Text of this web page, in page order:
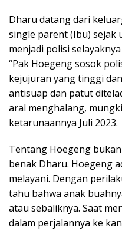
Dharu datang dari
single parent (Ibu) sejak
menjadi polisi
“Pak Hoegeng sosok
kejujuran yang tinggi
antisuap dan patut
aral menghalang,
ketarunaannya Juli 2023.
Tentang Hoegeng
benak Dharu. Hoegeng
melayani. Dengan
tahu bahwa anak
atau sebaliknya. Saat
dalam perjalannya ke